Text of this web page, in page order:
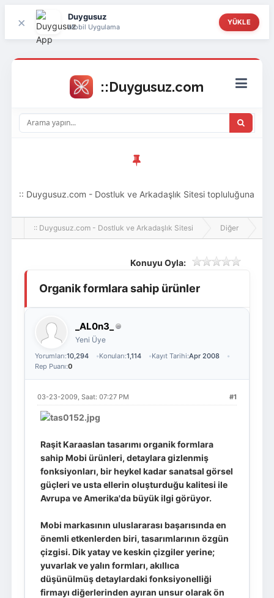
× Duygusuz
Mobil Uygulama
YÜKLE
Giriş Yap Üye Ol
:: Duygusuz.com - Dostluk ve Arkadaşlık Sitesi topluluğuna
hoş geldin ziyaretçi! Aramıza katılmak istersen kayıt
:: Duygusuz.com - Dostluk ve Arkadaşlık Sitesi Diğer
Konuyu Oyla:
Organik formlara sahip ürünler
_AL0n3_
Yeni Üye
Yorumları:10,294 Konuları:1,114 Kayıt Tarihi:Apr 2008
Rep Puanı:0
#1
03-23-2009, Saat: 07:27 PM
Raşit Karaaslan tasarımı organik formlara
sahip Mobi ürünleri, detaylara gizlenmiş
fonksiyonları, bir heykel kadar sanatsal görsel
güçleri ve usta ellerin oluşturduğu kalitesi ile
Avrupa ve Amerika'da büyük ilgi görüyor.
Mobi markasının uluslararası başarısında en
önemli etkenlerden biri, tasarımlarının özgün
çizgisi. Dik yatay ve keskin çizgiler yerine;
yuvarlak ve yalın formları, akıllıca
düşünülmüş detaylardaki fonksiyonelliği
firmayı diğerlerinden ayıran unsur olarak ön